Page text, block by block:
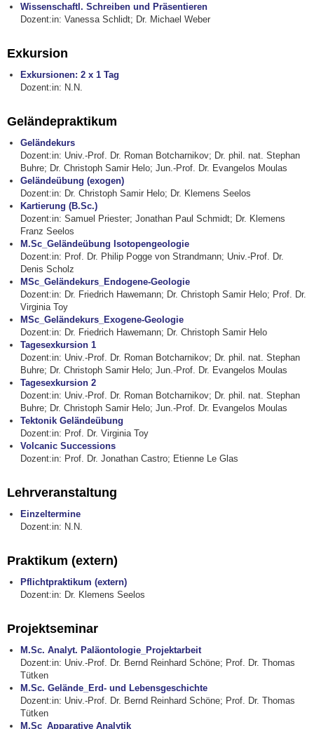
Wissenschaftl. Schreiben und Präsentieren
Dozent:in: Vanessa Schlidt; Dr. Michael Weber
Exkursion
Exkursionen: 2 x 1 Tag
Dozent:in: N.N.
Geländepraktikum
Geländekurs
Dozent:in: Univ.-Prof. Dr. Roman Botcharnikov; Dr. phil. nat. Stephan
Buhre; Dr. Christoph Samir Helo; Jun.-Prof. Dr. Evangelos Moulas
Geländeübung (exogen)
Dozent:in: Dr. Christoph Samir Helo; Dr. Klemens Seelos
Kartierung (B.Sc.)
Dozent:in: Samuel Priester; Jonathan Paul Schmidt; Dr. Klemens
Franz Seelos
M.Sc_Geländeübung Isotopengeologie
Dozent:in: Prof. Dr. Philip Pogge von Strandmann; Univ.-Prof. Dr.
Denis Scholz
MSc_Geländekurs_Endogene-Geologie
Dozent:in: Dr. Friedrich Hawemann; Dr. Christoph Samir Helo; Prof. Dr.
Virginia Toy
MSc_Geländekurs_Exogene-Geologie
Dozent:in: Dr. Friedrich Hawemann; Dr. Christoph Samir Helo
Tagesexkursion 1
Dozent:in: Univ.-Prof. Dr. Roman Botcharnikov; Dr. phil. nat. Stephan
Buhre; Dr. Christoph Samir Helo; Jun.-Prof. Dr. Evangelos Moulas
Tagesexkursion 2
Dozent:in: Univ.-Prof. Dr. Roman Botcharnikov; Dr. phil. nat. Stephan
Buhre; Dr. Christoph Samir Helo; Jun.-Prof. Dr. Evangelos Moulas
Tektonik Geländeübung
Dozent:in: Prof. Dr. Virginia Toy
Volcanic Successions
Dozent:in: Prof. Dr. Jonathan Castro; Etienne Le Glas
Lehrveranstaltung
Einzeltermine
Dozent:in: N.N.
Praktikum (extern)
Pflichtpraktikum (extern)
Dozent:in: Dr. Klemens Seelos
Projektseminar
M.Sc. Analyt. Paläontologie_Projektarbeit
Dozent:in: Univ.-Prof. Dr. Bernd Reinhard Schöne; Prof. Dr. Thomas
Tütken
M.Sc. Gelände_Erd- und Lebensgeschichte
Dozent:in: Univ.-Prof. Dr. Bernd Reinhard Schöne; Prof. Dr. Thomas
Tütken
M.Sc_Apparative Analytik